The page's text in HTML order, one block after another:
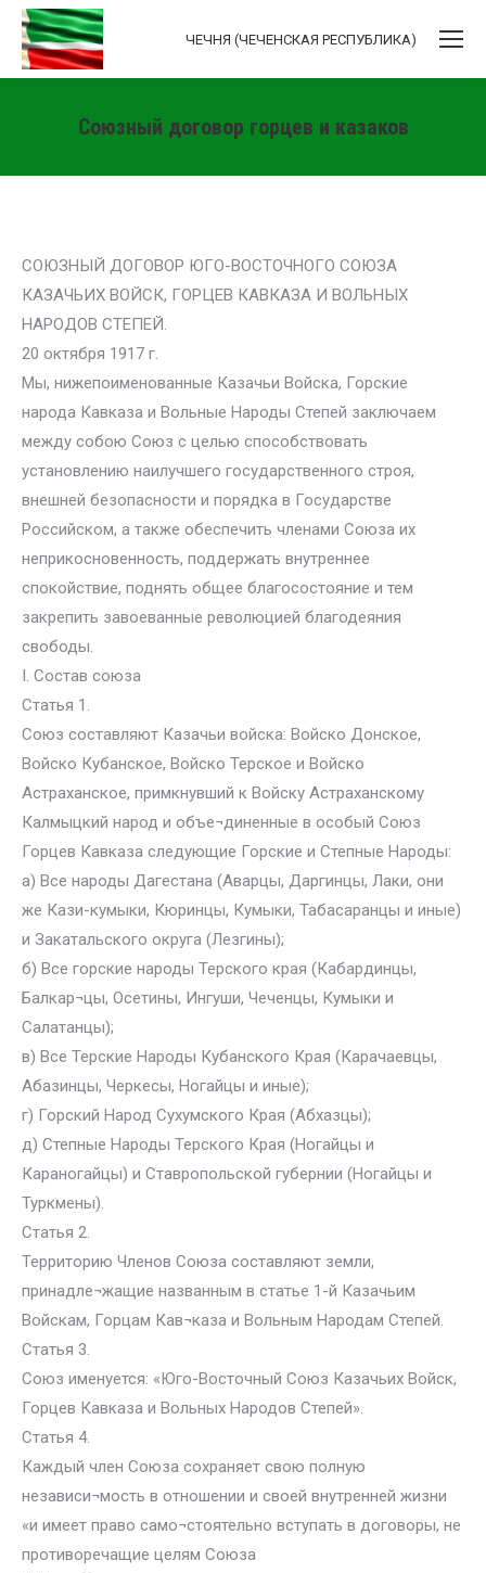
ЧЕЧНЯ (ЧЕЧЕНСКАЯ РЕСПУБЛИКА)
Союзный договор горцев и казаков
СОЮЗНЫЙ ДОГОВОР ЮГО-ВОСТОЧНОГО СОЮЗА
КАЗАЧЬИХ ВОЙСК, ГОРЦЕВ КАВКАЗА И ВОЛЬНЫХ
НАРОДОВ СТЕПЕЙ.
20 октября 1917 г.
Мы, нижепоименованные Казачьи Войска, Горские
народа Кавказа и Вольные Народы Степей заключаем
между собою Союз с целью способствовать
установлению наилучшего государственного строя,
внешней безопасности и порядка в Государстве
Российском, а также обеспечить членами Союза их
неприкосновенность, поддержать внутреннее
спокойствие, поднять общее благосостояние и тем
закрепить завоеванные революцией благодеяния
свободы.
I. Состав союза
Статья 1.
Союз составляют Казачьи войска: Войско Донское,
Войско Кубанское, Войско Терское и Войско
Астраханское, примкнувший к Войску Астраханскому
Калмыцкий народ и объе¬диненные в особый Союз
Горцев Кавказа следующие Горские и Степные Народы:
а) Все народы Дагестана (Аварцы, Даргинцы, Лаки, они
же Кази-кумыки, Кюринцы, Кумыки, Табасаранцы и иные)
и Закатальского округа (Лезгины);
б) Все горские народы Терского края (Кабардинцы,
Балкар¬цы, Осетины, Ингуши, Чеченцы, Кумыки и
Салатанцы);
в) Все Терские Народы Кубанского Края (Карачаевцы,
Абазинцы, Черкесы, Ногайцы и иные);
г) Горский Народ Сухумского Края (Абхазцы);
д) Степные Народы Терского Края (Ногайцы и
Караногайцы) и Ставропольской губернии (Ногайцы и
Туркмены).
Статья 2.
Территорию Членов Союза составляют земли,
принадле¬жащие названным в статье 1-й Казачьим
Войскам, Горцам Кав¬каза и Вольным Народам Степей.
Статья 3.
Союз именуется: «Юго-Восточный Союз Казачьих Войск,
Горцев Кавказа и Вольных Народов Степей».
Статья 4.
Каждый член Союза сохраняет свою полную
независи¬мость в отношении и своей внутренней жизни
«и имеет право само¬стоятельно вступать в договоры, не
противоречащие целям Союза